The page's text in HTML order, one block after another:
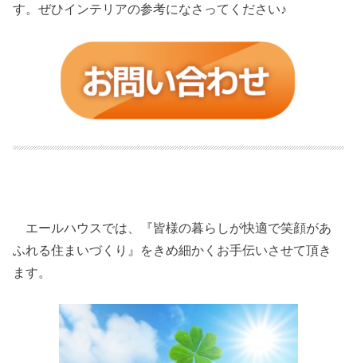
す。ぜひインテリアの参考になさってください♪
エールハウスでは、『皆様の暮らしが快適で笑顔があ
ふれる住まいづくり』をきめ細かくお手伝いさせて頂き
ます。